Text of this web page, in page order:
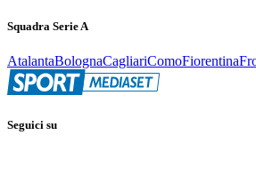
Squadra Serie A
AtalantaBolognaCagliariComoFiorentina
Seguici su